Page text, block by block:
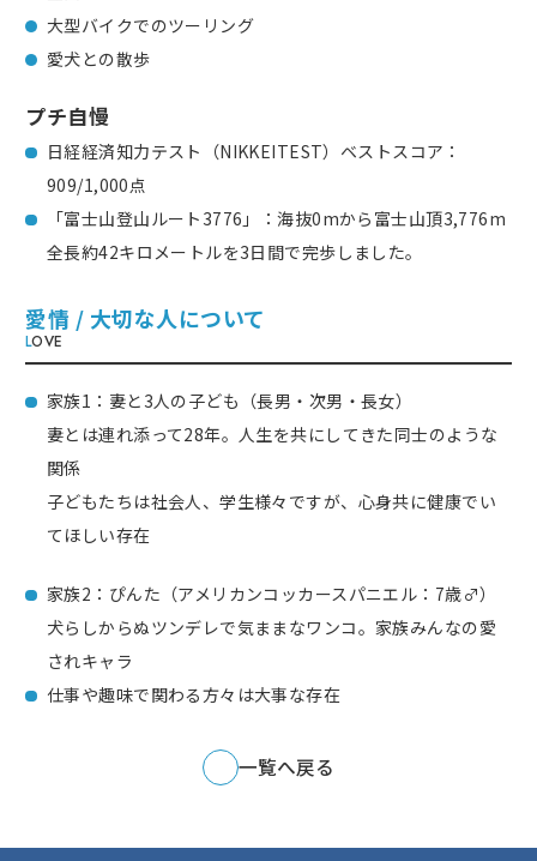
大型バイクでのツーリング
愛犬との散歩
プチ自慢
日経経済知力テスト（NIKKEITEST）ベストスコア：
909/1,000点
「富士山登山ルート3776」：海抜0mから富士山頂3,776m
全長約42キロメートルを3日間で完歩しました。
愛情 / 大切な人について
LOVE
家族1：妻と3人の子ども（長男・次男・長女）
妻とは連れ添って28年。人生を共にしてきた同士のような
関係
子どもたちは社会人、学生様々ですが、心身共に健康でい
てほしい存在
家族2：ぴんた（アメリカンコッカースパニエル：7歳♂）
犬らしからぬツンデレで気ままなワンコ。家族みんなの愛
されキャラ
仕事や趣味で関わる方々は大事な存在
一覧へ戻る